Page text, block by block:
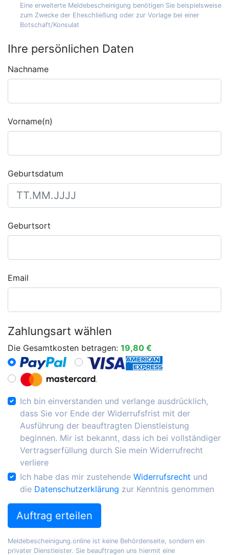
Eine erweiterte Meldebescheinigung benötigen Sie beispielsweise
zum Zwecke der Eheschließung oder zur Vorlage bei einer
Botschaft/Konsulat
Ihre persönlichen Daten
Nachname
Vorname(n)
Geburtsdatum
Geburtsort
Email
Zahlungsart wählen
Die Gesamtkosten betragen: 19,80 €
Ich bin einverstanden und verlange ausdrücklich,
dass Sie vor Ende der Widerrufsfrist mit der
Ausführung der beauftragten Dienstleistung
beginnen. Mir ist bekannt, dass ich bei vollständiger
Vertragserfüllung durch Sie mein Widerrufrecht
verliere
Ich habe das mir zustehende Widerrufsrecht und
die Datenschutzerklärung zur Kenntnis genommen
Auftrag erteilen
Meldebescheinigung.online ist keine Behördenseite, sondern ein
privater Dienstleister. Sie beauftragen uns hiermit eine